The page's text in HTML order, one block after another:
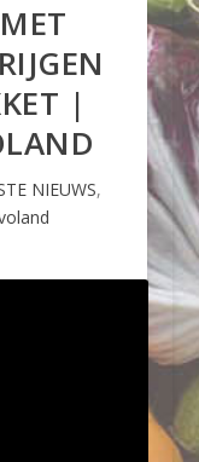
|
NIEUWS,